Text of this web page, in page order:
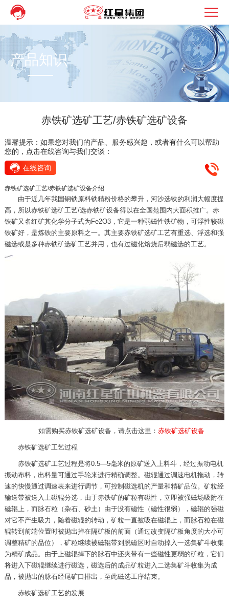
产品知识
赤铁矿选矿工艺/赤铁矿选矿设备
温馨提示：如果您对我们的产品、服务感兴趣，或者有什么可以帮助
您的，点击在线咨询与我们交谈：
在线咨询
赤铁矿选矿工艺/赤铁矿选矿设备介绍
由于近几年我国钢铁原料铁精粉价格的攀升，河沙选铁的利润大幅度提
高，所以赤铁矿选矿工艺/选赤铁矿设备得以在全国范围内大面积推广。赤
铁矿又名红矿其化学分子式为Fe2O3，它是一种弱磁性铁矿物，可浮性较磁
铁矿好，是炼铁的主要原料之一。其主要赤铁矿选矿工艺有重选、浮选和强
磁选或是多种赤铁矿选矿工艺并用，也有过磁化焙烧后弱磁选的工艺。
如需购买赤铁矿选矿设备，请点击这里： 赤铁矿选矿设备
赤铁矿选矿工艺过程
赤铁矿选矿工艺过程是将0.5—5毫米的原矿送入上料斗，经过振动电机
振动布料，出料量可通过手轮来进行精确调整。磁辊通过调速电机拖动，转
速的快慢通过调速表来进行调节，可控制磁选机的产量和精矿品位。矿粒经
输送带被送入上磁辊分选，由于赤铁矿的矿粒有磁性，立即被强磁场吸附在
磁辊上，而脉石粒（杂石、砂土）由于没有磁性（磁性很弱），磁辊的强磁
对它不产生吸力，随着磁辊的转动，矿粒一直被吸在磁辊上，而脉石粒在磁
辊转到前端位置时被抛出掉在隔矿板的前面（通过改变隔矿板角度的大小可
调整精矿的品位），矿粒继续被磁辊带到脱磁区时自动掉入一选集矿斗收集
为精矿成品。由于上磁辊掉下的脉石中还夹带有一些磁性更弱的矿粒，它们
将进入下磁辊继续进行磁选，磁选后的成品矿粒进入二选集矿斗收集为成
品，被抛出的脉石经尾矿口排出，至此磁选工序结束。
赤铁矿选矿工艺的发展